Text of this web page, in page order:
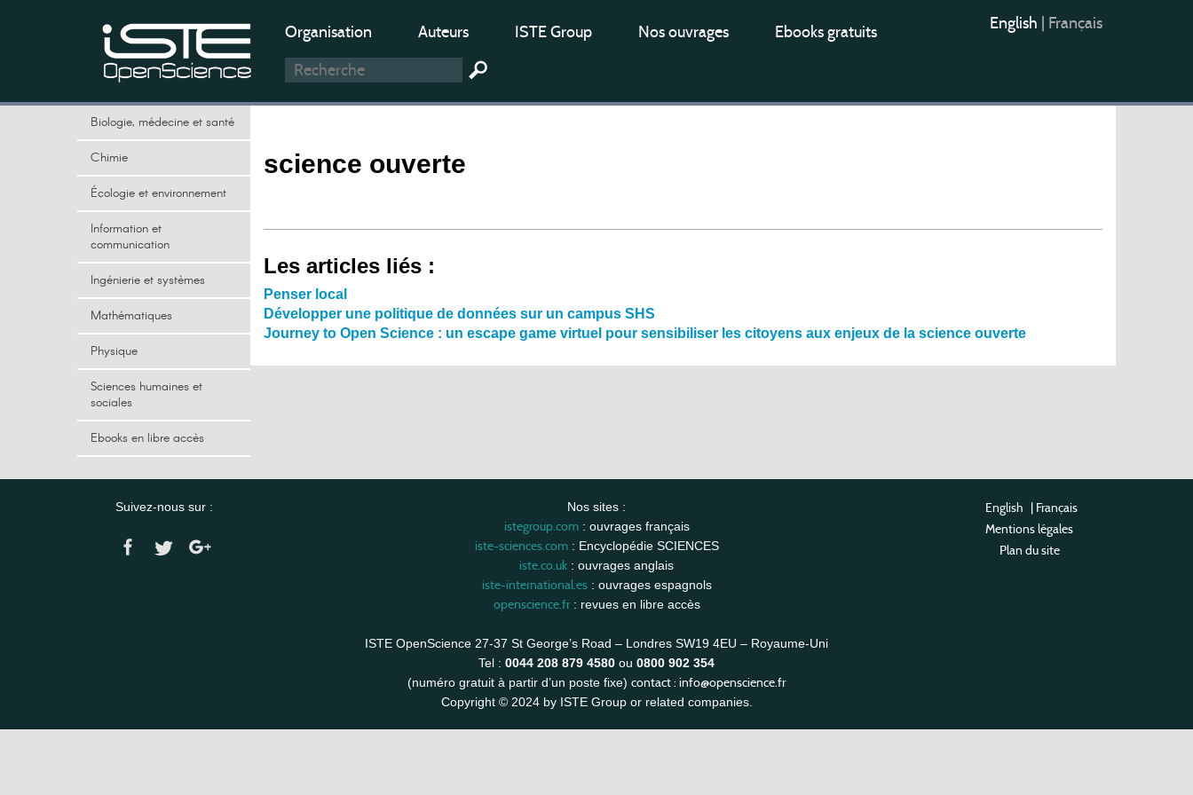
Organisation Auteurs ISTE Group Nos ouvrages Ebooks gratuits English Français
Biologie, médecine et santé
Chimie
Écologie et environnement
Information et
communication
Ingénierie et systèmes
Mathématiques
Physique
Sciences humaines et
sociales
Ebooks en libre accès
science ouverte
Les articles liés :
Penser local
Développer une politique de données sur un campus SHS
Journey to Open Science : un escape game virtuel pour sensibiliser les citoyens aux enjeux de la science ouverte
Suivez-nous sur : Nos sites :
istegroup.com: ouvrages français
iste-sciences.com: Encyclopédie SCIENCES
iste.co.uk : ouvrages anglais
iste-international.es: ouvrages espagnols
openscience.fr: revues en libre accès
ISTE OpenScience 27-37 St George’s Road – Londres SW19 4EU – Royaume-Uni
Tel : 0044 208 879 4580 ou 0800 902 354
(numéro gratuit à partir d’un poste fixe) contact : info@openscience.fr
Copyright © 2024 by ISTE Group or related companies.
English | Français
Mentions légales
Plan du site